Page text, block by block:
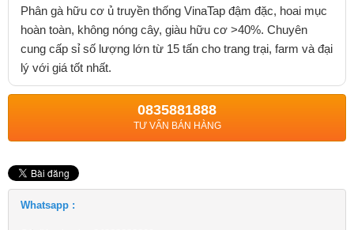
Phân gà hữu cơ ủ truyền thống VinaTap đậm đặc, hoai mục
hoàn toàn, không nóng cây, giàu hữu cơ >40%. Chuyên
cung cấp sỉ số lượng lớn từ 15 tấn cho trang trại, farm và đại
lý với giá tốt nhất.
0835881888
TƯ VẤN BÁN HÀNG
Whatsapp :